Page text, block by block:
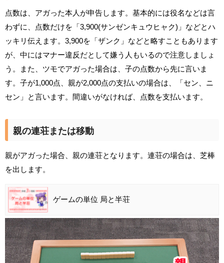
点数は、アガった本人が申告します。基本的には役名などは言
わずに、点数だけを「3,900(サンゼンキュウヒャク)」などとハ
ッキリ伝えます。3,900を「ザンク」などと略すこともあります
が、中にはマナー違反だとして嫌う人もいるので注意しましょ
う。また、ツモでアガった場合は、子の点数から先に言いま
す。子が1,000点、親が2,000点の支払いの場合は、「セン、ニ
セン」と言います。間違いがなければ、点数を支払います。
親の連荘または移動
親がアガった場合、親の連荘となります。連荘の場合は、芝棒
を出します。
ゲームの単位 局と半荘